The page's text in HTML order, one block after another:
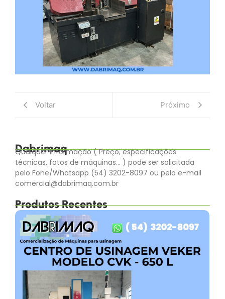
Voltar Próximo
Dabrimaq
Qualquer informação ( Preço, especificações
técnicas, fotos de máquinas… ) pode ser solicitada
pelo Fone/Whatsapp (54) 3202-8097 ou pelo e-mail
comercial@dabrimaq.com.br
Produtos Recentes